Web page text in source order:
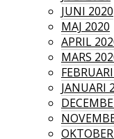
JUNI 2020
MAJ 2020
APRIL
MARS
JANUARI